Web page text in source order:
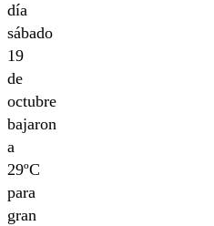
día
sábado
19
de
octubre
bajaron
a
29ºC
para
gran